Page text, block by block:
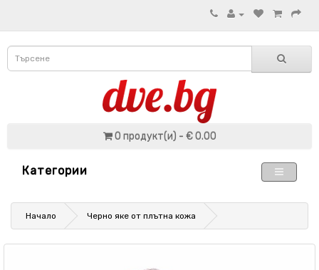
0 продукт(и) - € 0.00
Категории
Начало Черно яке от плътна кожа